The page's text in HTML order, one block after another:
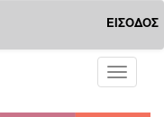
ΕΙΣΟΔΟΣ
Toggle